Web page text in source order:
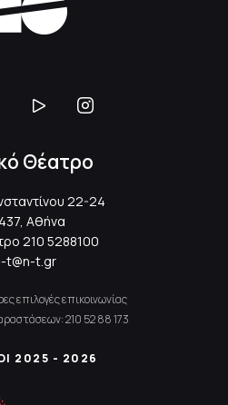
Θέατρο
22-24
Αθήνα
210 5288100
t@n-t.gr
επιλογές επικοινωνίας
210 52 88 173
2025 - 2026